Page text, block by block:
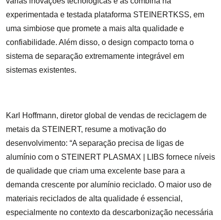
experimentada e testada plataforma STEINERTKSS, em
uma simbiose que promete a mais alta qualidade e
confiabilidade. Além disso, o design compacto torna o
sistema de separação extremamente integrável em
sistemas existentes.
Karl Hoffmann, diretor global de vendas de reciclagem de
metais da STEINERT, resume a motivação do
desenvolvimento: “A separação precisa de ligas de
alumínio com o STEINERT PLASMAX | LIBS fornece níveis
de qualidade que criam uma excelente base para a
demanda crescente por alumínio reciclado. O maior uso de
materiais reciclados de alta qualidade é essencial,
especialmente no contexto da descarbonização necessária